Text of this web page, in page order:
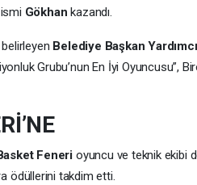
Gökhan kazandı.
Belediye Başkan
Grubu’nun En İyi Oyuncusu”,
Feneri oyuncu ve teknik ekibi
ödüllerini takdim etti.